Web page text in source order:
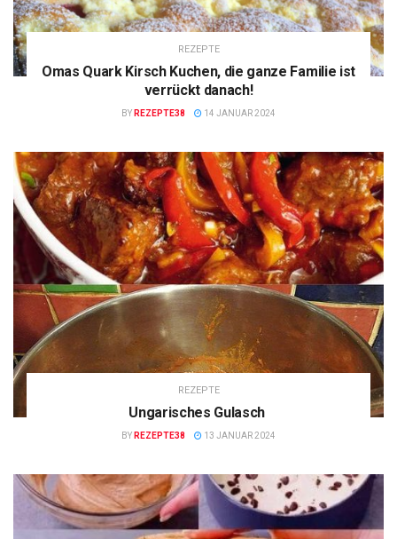
REZEPTE
Omas Quark Kirsch Kuchen, die ganze Familie ist
verrückt danach!
BY REZEPTE38 14 JANUAR 2024
REZEPTE
Ungarisches Gulasch
BY REZEPTE38 13 JANUAR 2024